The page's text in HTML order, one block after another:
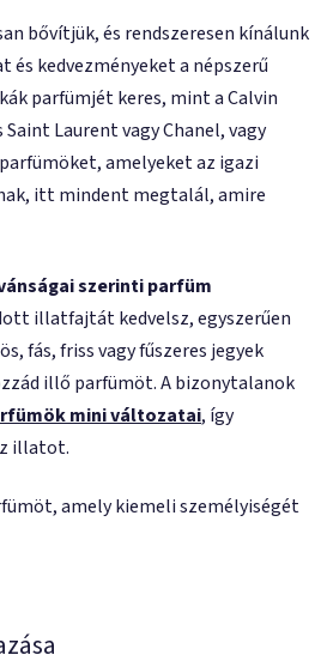
e
m
e
i
bővítjük, és rendszeresen kínálunk
és kedvezményeket a népszerű
parfümjét keres, mint a Calvin
Laurent vagy Chanel, vagy
amelyeket az igazi
itt mindent megtalál, amire
szerinti parfüm
illatfajtát kedvelsz, egyszerűen
fás, friss vagy fűszeres jegyek
illő parfümöt. A bizonytalanok
mini változatai, így
illatot.
amely kiemeli személyiségét